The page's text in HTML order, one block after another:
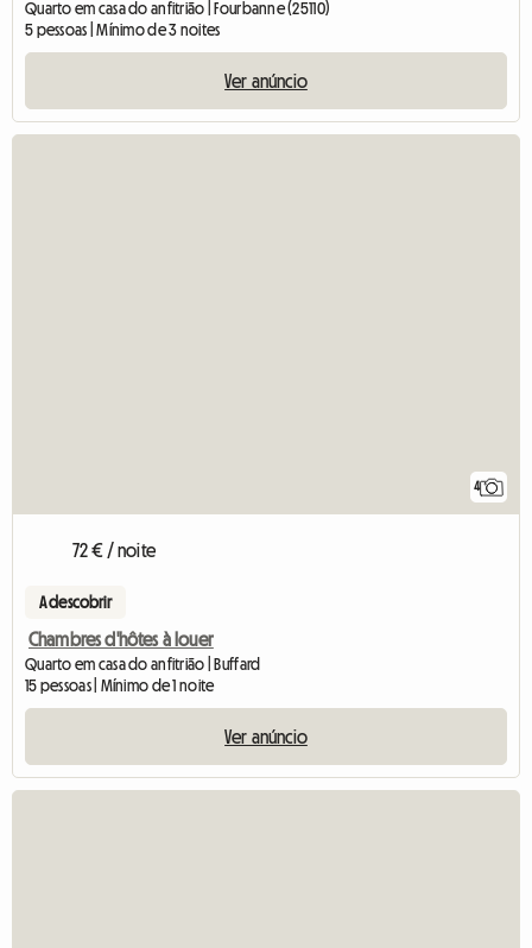
Quarto em casa do anfitrião | Fourbanne (25110)
5 pessoas | Mínimo de 3 noites
Ver anúncio
4
72 € / noite
A descobrir
Chambres d'hôtes à louer
Quarto em casa do anfitrião | Buffard
15 pessoas | Mínimo de 1 noite
Ver anúncio